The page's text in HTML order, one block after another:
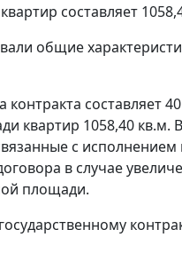
составляет
общие
составляет
квартир 1058,40
с исполнением
в случае
площади.